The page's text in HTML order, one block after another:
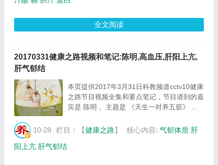
全文阅读
20170331健康之路视频和笔记:陈明,高血压,肝阳上亢,
肝气郁结
本页提供2017年3月31日科教频道cctv10健康
之路节目视频全集和要点笔记，节目请到的嘉
宾是 陈明 。主题是 《天生一对养五脏》 。
方法，等相关内容。百年养生网提供视频全集
10-28 栏目：【健康之路】 核心内容: 气郁体质 肝
阳上亢 肝气郁结